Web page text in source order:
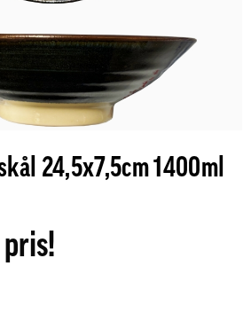
24,5x7,5cm 1400ml
pris!